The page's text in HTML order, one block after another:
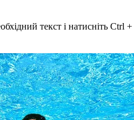
текст і натисніть